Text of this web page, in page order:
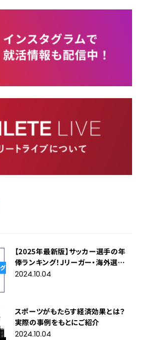
【2025年最新版】サッカー選手の年
俸ランキング！Jリーガー・海外選手
はいくら稼いでる？
2024.10.04
スポーツがもたらす経済効果とは？
実際の事例をもとにご紹介
2024.10.04